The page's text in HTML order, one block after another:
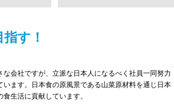
す！
な会社ですが、立派な日本人になるべく社員一同努力
います。日本食の原風景である山菜原材料を通じ日本
食生活に貢献しています。